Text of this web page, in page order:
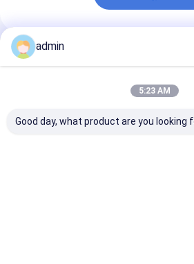
Συνιστώμενα Προϊόντα
admin
5:23 AM
Good day, what product are you looking